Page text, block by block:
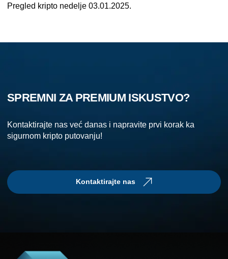
Pregled kripto nedelje 03.01.2025.
SPREMNI ZA PREMIUM ISKUSTVO?
Kontaktirajte nas već danas i napravite prvi korak ka
sigurnom kripto putovanju!
Kontaktirajte nas